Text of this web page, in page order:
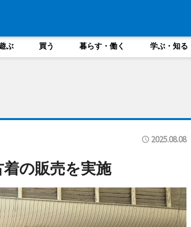
ぶ 買う 暮らす・働く 学ぶ・知る
2025.08.08
の販売を実施